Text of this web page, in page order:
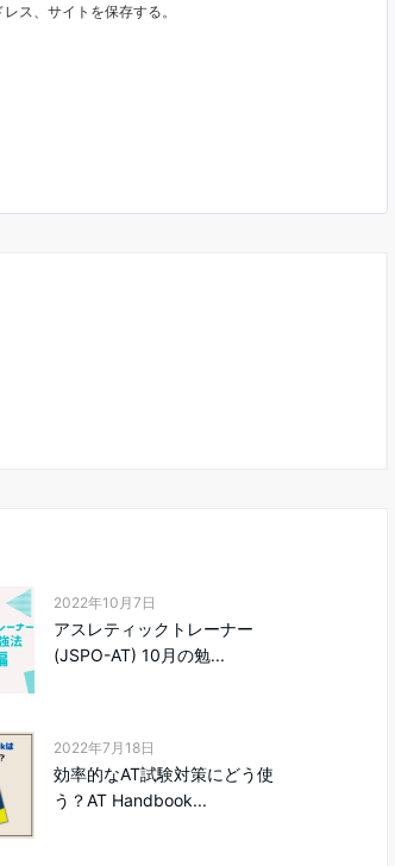
ス、サイトを保存する。
2022年10月7日
アスレティックトレーナー
(JSPO-AT) 10月の勉...
2022年7月18日
効率的なAT試験対策にどう使
う？AT Handbook...